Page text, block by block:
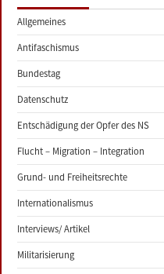
Allgemeines
Antifaschismus
Bundestag
Datenschutz
Entschädigung der Opfer des NS
Flucht – Migration – Integration
Grund- und Freiheitsrechte
Internationalismus
Interviews/ Artikel
Militarisierung